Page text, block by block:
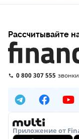
Рассчитывайте
0 800 307 555
Приложение от